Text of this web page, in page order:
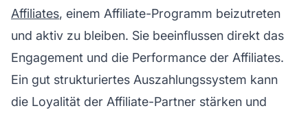
Affiliates, einem Affiliate-Programm beizutreten
und aktiv zu bleiben. Sie beeinflussen direkt das
Engagement und die Performance der Affiliates.
Ein gut strukturiertes Auszahlungssystem kann
die Loyalität der Affiliate-Partner stärken und